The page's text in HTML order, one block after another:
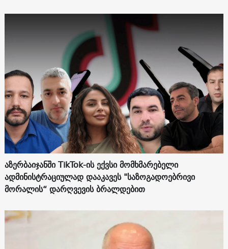
აზერბაიჯანში TikTok-ის ექვსი მომხმარებელი
ადმინისტრაციულად დააკავეს "საზოგადოებრივი
მორალის“ დარღვევის ბრალდებით